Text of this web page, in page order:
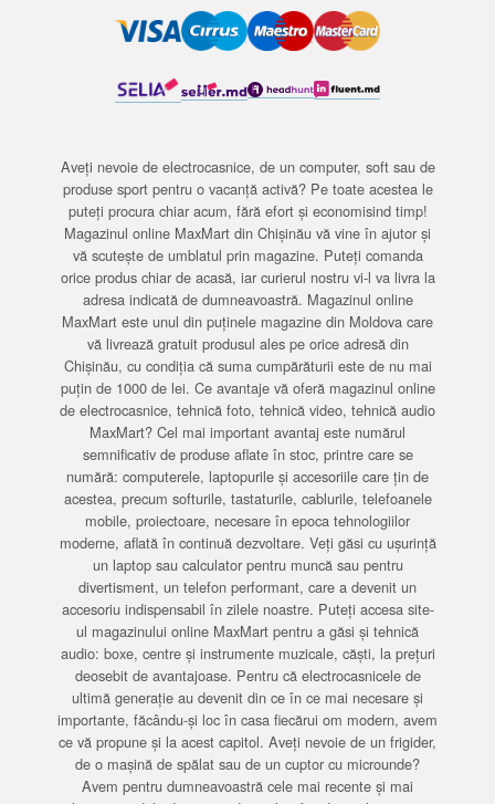
Aveți nevoie de electrocasnice, de un computer, soft sau de
produse sport pentru o vacanță activă? Pe toate acestea le
puteți procura chiar acum, fără efort și economisind timp!
Magazinul online MaxMart din Chișinău vă vine în ajutor și
vă scutește de umblatul prin magazine. Puteți comanda
orice produs chiar de acasă, iar curierul nostru vi-l va livra la
adresa indicată de dumneavoastră. Magazinul online
MaxMart este unul din puținele magazine din Moldova care
vă livrează gratuit produsul ales pe orice adresă din
Chișinău, cu condiția că suma cumpărăturii este de nu mai
puțin de 1000 de lei. Ce avantaje vă oferă magazinul online
de electrocasnice, tehnică foto, tehnică video, tehnică audio
MaxMart? Cel mai important avantaj este numărul
semnificativ de produse aflate în stoc, printre care se
numără: computerele, laptopurile și accesoriile care țin de
acestea, precum softurile, tastaturile, cablurile, telefoanele
mobile, proiectoare, necesare în epoca tehnologiilor
moderne, aflată în continuă dezvoltare. Veți găsi cu ușurință
un laptop sau calculator pentru muncă sau pentru
divertisment, un telefon performant, care a devenit un
accesoriu indispensabil în zilele noastre. Puteți accesa site-
ul magazinului online MaxMart pentru a găsi și tehnică
audio: boxe, centre și instrumente muzicale, căști, la prețuri
deosebit de avantajoase. Pentru că electrocasnicele de
ultimă generație au devenit din ce în ce mai necesare și
importante, făcându-și loc în casa fiecărui om modern, avem
ce vă propune și la acest capitol. Aveți nevoie de un frigider,
de o mașină de spălat sau de un cuptor cu microunde?
Avem pentru dumneavoastră cele mai recente și mai